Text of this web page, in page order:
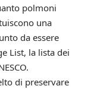
polmoni
una
da essere
List, la lista dei
di preservare